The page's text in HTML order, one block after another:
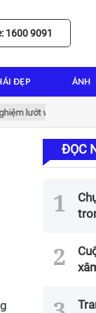
1600 9091
ĐẸP ẢNH
web tốt nhất
ĐỌC